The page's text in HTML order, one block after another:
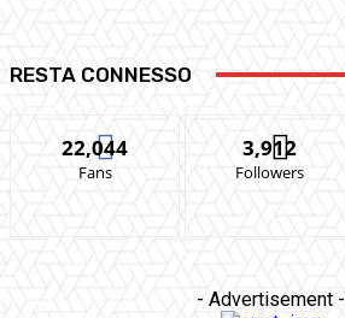
RESTA CONNESSO
22,044
Fans
3,912
Followers
- Advertisement -